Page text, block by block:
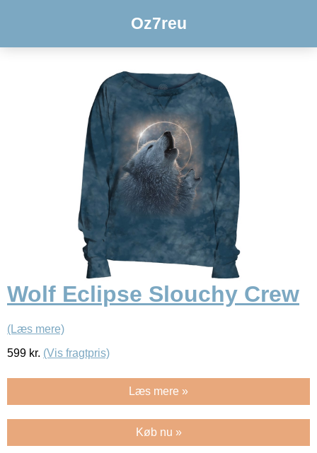
Oz7reu
Wolf Eclipse Slouchy Crew
(Læs mere)
599 kr. (Vis fragtpris)
Læs mere »
Køb nu »